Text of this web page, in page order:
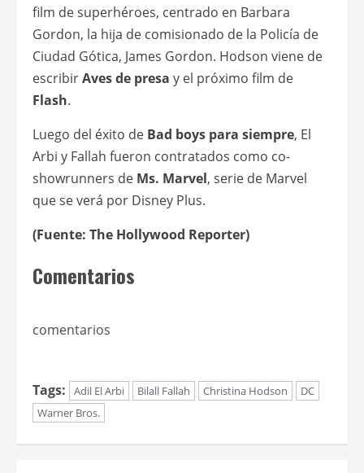
film de superhéroes, centrado en Barbara
Gordon, la hija de comisionado de la Policía de
Ciudad Gótica, James Gordon. Hodson viene de
escribirAves de presa y el próximo film de
Flash.
Luego del éxito de Bad boys para siempre, El
Arbi y Fallah fueron contratados como co-
showrunners de Ms. Marvel, serie de Marvel
que se verá por Disney Plus.
(Fuente: The Hollywood Reporter)
Comentarios
comentarios
Tags: Adil El Arbi Bilall Fallah Christina Hodson
DC
Warner Bros.